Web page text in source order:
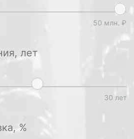
50 млн. ₽
лет
30 лет
%